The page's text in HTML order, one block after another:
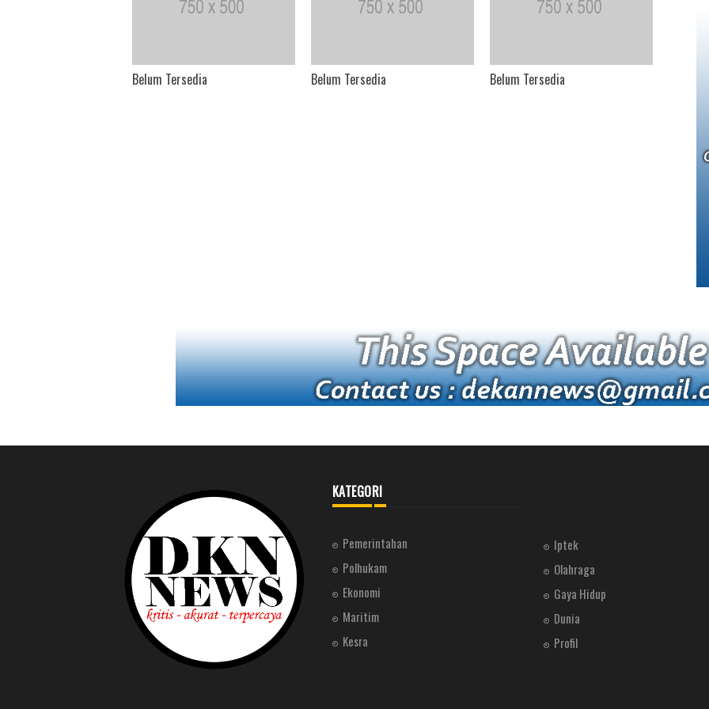
Belum Tersedia Belum Tersedia Belum Tersedia
KATEGORI
Pemerintahan
Polhukam
Ekonomi
Maritim
Kesra
Iptek
Olahraga
Gaya Hidup
Dunia
Profil